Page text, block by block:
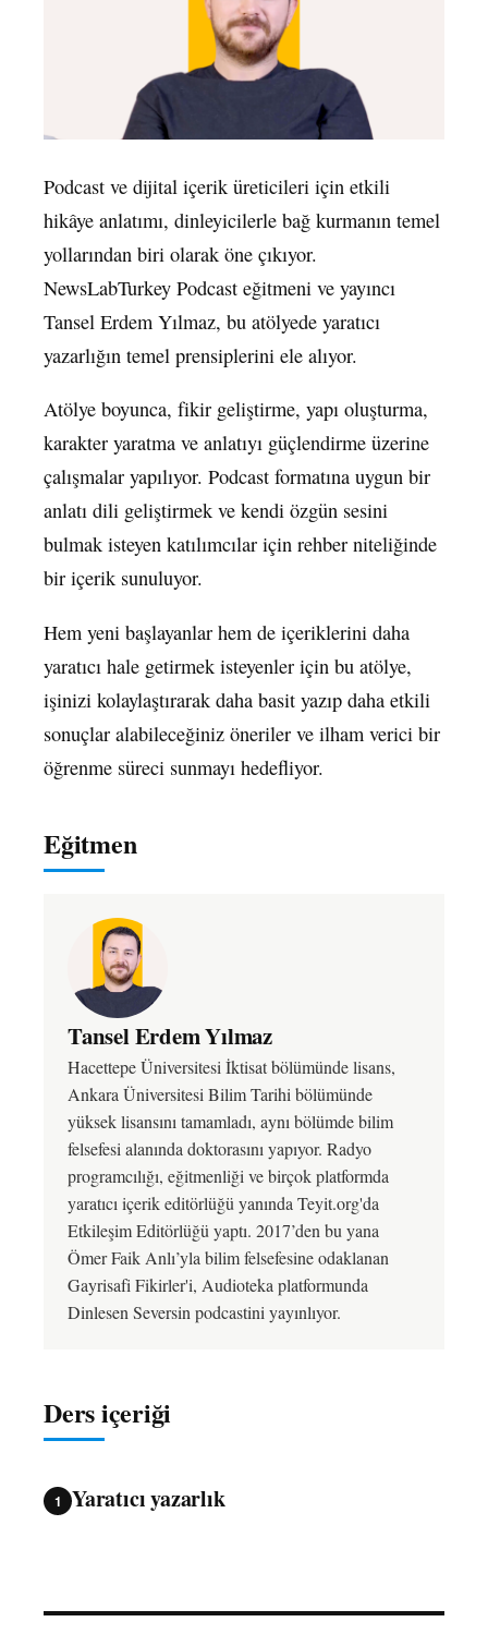
Podcast ve dijital içerik üreticileri için etkili
hikâye anlatımı, dinleyicilerle bağ kurmanın temel
yollarından biri olarak öne çıkıyor.
NewsLabTurkey Podcast eğitmeni ve yayıncı
Tansel Erdem Yılmaz, bu atölyede yaratıcı
yazarlığın temel prensiplerini ele alıyor.
Atölye boyunca, fikir geliştirme, yapı oluşturma,
karakter yaratma ve anlatıyı güçlendirme üzerine
çalışmalar yapılıyor. Podcast formatına uygun bir
anlatı dili geliştirmek ve kendi özgün sesini
bulmak isteyen katılımcılar için rehber niteliğinde
bir içerik sunuluyor.
Hem yeni başlayanlar hem de içeriklerini daha
yaratıcı hale getirmek isteyenler için bu atölye,
işinizi kolaylaştırarak daha basit yazıp daha etkili
sonuçlar alabileceğiniz öneriler ve ilham verici bir
öğrenme süreci sunmayı hedefliyor.
Eğitmen
Tansel Erdem Yılmaz
Hacettepe Üniversitesi İktisat bölümünde lisans,
Ankara Üniversitesi Bilim Tarihi bölümünde
yüksek lisansını tamamladı, aynı bölümde bilim
felsefesi alanında doktorasını yapıyor. Radyo
programcılığı, eğitmenliği ve birçok platformda
yaratıcı içerik editörlüğü yanında Teyit.org'da
Etkileşim Editörlüğü yaptı. 2017’den bu yana
Ömer Faik Anlı’yla bilim felsefesine odaklanan
Gayrisafi Fikirler'i, Audioteka platformunda
Dinlesen Seversin podcastini yayınlıyor.
Ders içeriği
1 Yaratıcı yazarlık